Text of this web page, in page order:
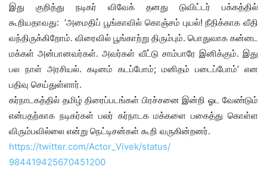
இது குறித்து நடிகர் விவேக் தனது டுவிட்டர் பக்கத்தில்
கூறியதாவது: ‘அமைதிப் பூங்காவில் கொஞ்சம் புயல்! நீதிக்காக வீதி
வந்திருக்கிறோம். விரைவில் பூங்காற்று திரும்பும். பொதுவாக கன்னட
மக்கள் அன்பானவர்கள். அவர்கள் வீட்டு சாம்பாரே இனிக்கும். இது
பல நாள் அரசியல். கடினம் கடப்போம்; மனிதம் படைப்போம்’ என
பதிவு செய்துள்ளார்.
கர்நாடகத்தில் தமிழ் திரைப்படங்கள் பிரச்சனை இன்றி ஓட வேண்டும்
என்பதற்காக நடிகர்கள் பலர் கர்நாடக மக்களை பகைத்து கொள்ள
விரும்பவில்லை என்று நெட்டிசன்கள் கூறி வருகின்றனர்.
https://twitter.com/Actor_ Vivek/status/
984419425670451200